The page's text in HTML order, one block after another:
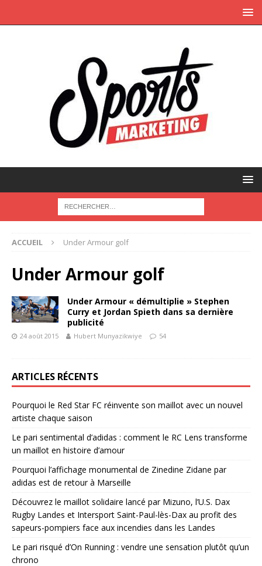
ACCUEIL Under Armour golf
Under Armour golf
Under Armour « démultiplie » Stephen
Curry et Jordan Spieth dans sa dernière
publicité
24 août 2015 Hubert Munyazikwiye 54
ARTICLES RÉCENTS
Pourquoi le Red Star FC réinvente son maillot avec un nouvel
artiste chaque saison
Le pari sentimental d’adidas : comment le RC Lens transforme
un maillot en histoire d’amour
Pourquoi l’affichage monumental de Zinedine Zidane par
adidas est de retour à Marseille
Découvrez le maillot solidaire lancé par Mizuno, l’U.S. Dax
Rugby Landes et Intersport Saint-Paul-lès-Dax au profit des
sapeurs-pompiers face aux incendies dans les Landes
Le pari risqué d’On Running : vendre une sensation plutôt qu’un
chrono